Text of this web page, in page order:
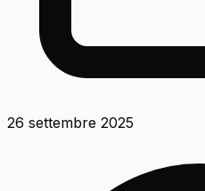
26 settembre 2025